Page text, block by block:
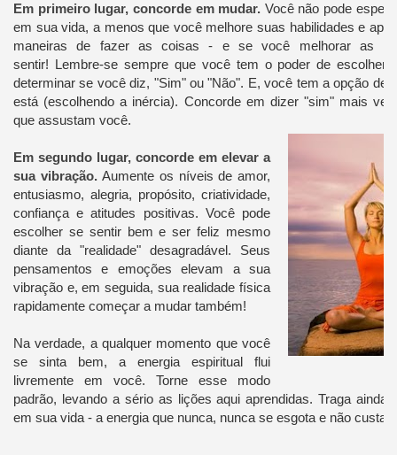
Em primeiro lugar, concorde em mudar. Você não pode
em sua vida, a menos que você melhore suas habilidades e
maneiras de fazer as coisas - e se você melhorar as
sentir! Lembre-se sempre que você tem o poder de escolher.
determinar se você diz, "Sim" ou "Não". E, você tem a opção de
está (escolhendo a inércia). Concorde em dizer "sim" mais
que assustam você.
Em segundo lugar, concorde em elevar a
sua vibração. Aumente os níveis de amor,
entusiasmo, alegria, propósito, criatividade,
confiança e atitudes positivas. Você pode
escolher se sentir bem e ser feliz mesmo
diante da "realidade" desagradável. Seus
pensamentos e emoções elevam a sua
vibração e, em seguida, sua realidade física
rapidamente começar a mudar também!
Na verdade, a qualquer momento que você
se sinta bem, a energia espiritual flui
livremente em você. Torne esse modo
padrão, levando a sério as lições aqui aprendidas.Traga ainda
em sua vida - a energia que nunca, nunca se esgota e não custa